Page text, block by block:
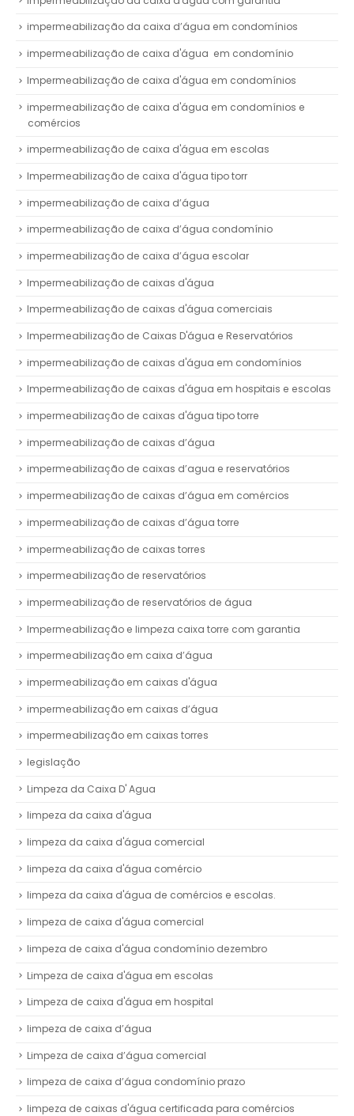
impermeabilização da caixa d’água em condomínios
impermeabilização de caixa d'água em condomínio
Impermeabilização de caixa d'água em condomínios
impermeabilização de caixa d'água em condomínios e
comércios
impermeabilização de caixa d'água em escolas
Impermeabilização de caixa d'água tipo torr
impermeabilização de caixa d’água
impermeabilização de caixa d’água condomínio
impermeabilização de caixa d’água escolar
Impermeabilização de caixas d'água
Impermeabilização de caixas d'água comerciais
Impermeabilização de Caixas D'água e Reservatórios
impermeabilização de caixas d'água em condomínios
Impermeabilização de caixas d'água em hospitais e escolas
impermeabilização de caixas d'água tipo torre
impermeabilização de caixas d’água
impermeabilização de caixas d’agua e reservatórios
impermeabilização de caixas d’água em comércios
impermeabilização de caixas d’água torre
impermeabilização de caixas torres
impermeabilização de reservatórios
impermeabilização de reservatórios de água
Impermeabilização e limpeza caixa torre com garantia
impermeabilização em caixa d’água
impermeabilização em caixas d'água
impermeabilização em caixas d’água
impermeabilização em caixas torres
legislação
Limpeza da Caixa D' Agua
limpeza da caixa d'água
limpeza da caixa d'água comercial
limpeza da caixa d'água comércio
limpeza da caixa d'água de comércios e escolas.
limpeza de caixa d'água comercial
limpeza de caixa d'água condomínio dezembro
Limpeza de caixa d'água em escolas
Limpeza de caixa d'água em hospital
limpeza de caixa d’água
Limpeza de caixa d’água comercial
limpeza de caixa d’água condomínio prazo
limpeza de caixas d'água certificada para comércios